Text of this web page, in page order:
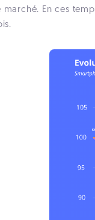
En ces